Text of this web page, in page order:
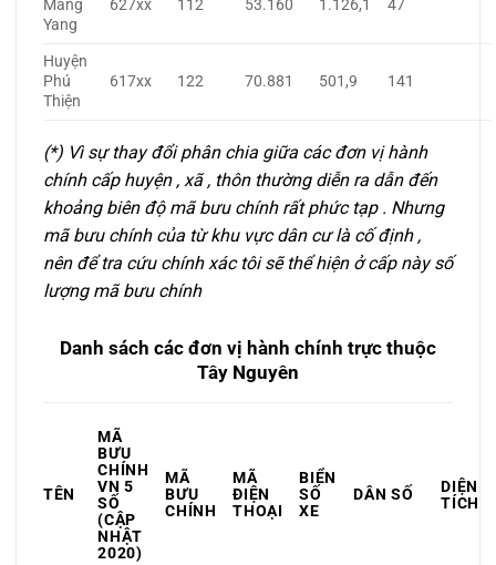
Mang
Yang
627xx 112 53.160 1.126,1 47
Huyện
Phú
Thiện
617xx 122 70.881 501,9 141
(*) Vì sự thay đổi phân chia giữa các đơn vị hành
chính cấp huyện , xã , thôn thường diễn ra dẫn đến
khoảng biên độ mã bưu chính rất phức tạp . Nhưng
mã bưu chính của từ khu vực dân cư là cố định ,
nên để tra cứu chính xác tôi sẽ thể hiện ở cấp này số
lượng mã bưu chính
Danh sách các đơn vị hành chính trực thuộc
Tây Nguyên
TÊN
MÃ
BƯU
CHÍNH
VN 5
SỐ
(CẬP
NHẬT
2020)
MÃ
BƯU
CHÍNH
MÃ
ĐIỆN
THOẠI
BIỂN
SỐ
XE
DÂN SỐ
DIỆN
TÍCH